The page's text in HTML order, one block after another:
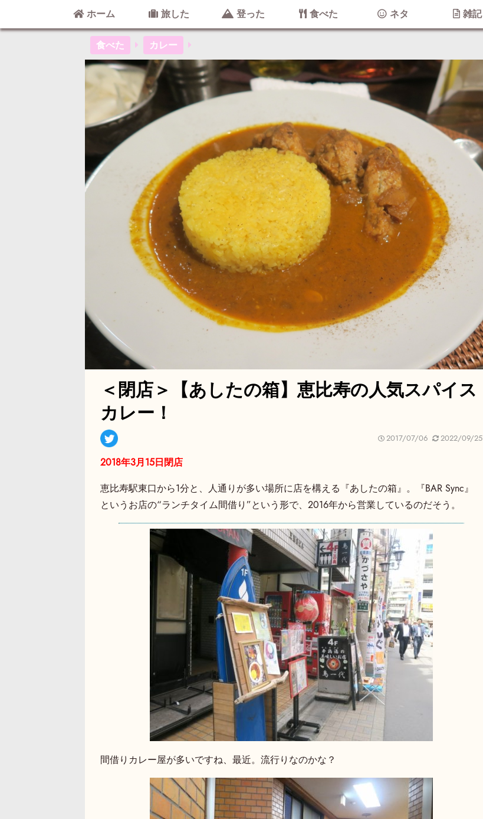
ホーム 旅した 登った 食べた ネタ 雑記
食べた カレー
＜閉店＞【あしたの箱】恵比寿の人気スパイス
カレー！
2017/07/06 2022/09/25
2018年3月15日閉店
恵比寿駅東口から1分と、人通りが多い場所に店を構える『あしたの箱』。『BAR Sync』
というお店の“ランチタイム間借り”という形で、2016年から営業しているのだそう。
間借りカレー屋が多いですね、最近。流行りなのかな？